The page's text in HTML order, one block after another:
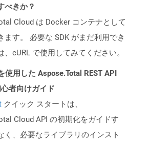
べきか？
Cloud は Docker コンテナとして
ます。 必要な SDK がまだ利用でき
、cURL で使用してみてください。
使用した Aspose.Total REST API
者向けガイド
クイック スタートは、
Cloud API の初期化をガイドす
く、必要なライブラリのインスト